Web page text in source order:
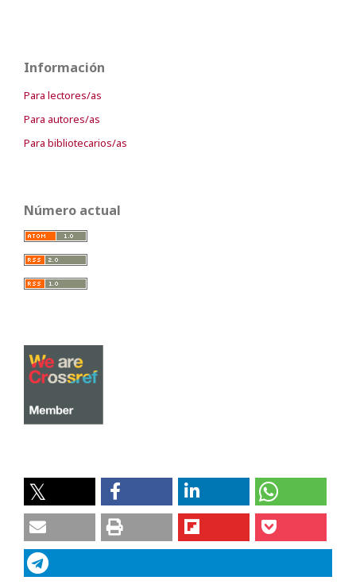
Información
Para lectores/as
Para autores/as
Para bibliotecarios/as
Número actual